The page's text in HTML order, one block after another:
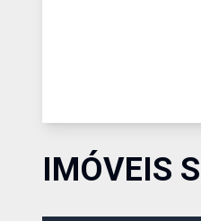
IMÓVEIS